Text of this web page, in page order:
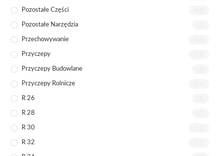
Pozostałe Części
Pozostałe Narzędzia
Przechowywanie
Przyczepy
Przyczepy Budowlane
Przyczepy Rolnicze
R 26
R 28
R 30
R 32